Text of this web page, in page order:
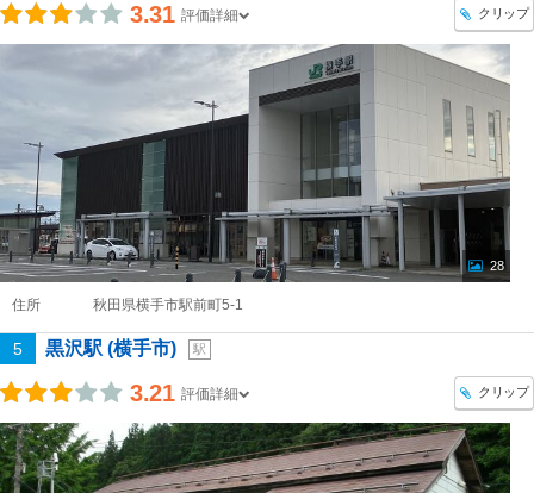
3.31 評価詳細 クリップ
28
住所 秋田県横手市駅前町5-1
5 黒沢駅 (横手市) 駅
3.21 評価詳細 クリップ